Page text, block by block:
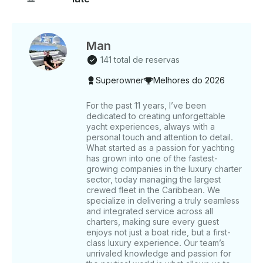
Nota: Para mais de 15 hóspedes, devemos cobrar
USD $100 por pessoa. As taxas de doca podem ser
aplicadas com preços entre USD $10 e $15 por
pessoa, e serão cobradas antes do embarque.
Cabines: 3 • WC: 2 Inclui: • Capitão • Combustível
O QUE ESPERAR: A rota será Cancún - Isla Mujeres
atravessaremos seus manguezais e depois
cruzaremos a Baía de Cancún e a área do hotel. Se
você quiser mergulhar com snorkel, podemos visitar
os dois recifes mais famosos chamados El Meco ou
Barco Hundido (eles estão localizados entre Cancún
e Isla Mujeres). Continuaremos nossa excursão à
Isla Mujeres, visitaremos a lagoa da ilha e faremos
uma parada em sua praia mais famosa, chamada
Playa Norte. Neste local, você pode encontrar um
Man
141 total de reservas
Superowner Melhores do 2026
For the past 11 years, I’ve been
dedicated to creating unforgettable
yacht experiences, always with a
personal touch and attention to detail.
What started as a passion for yachting
has grown into one of the fastest-
growing companies in the luxury charter
sector, today managing the largest
crewed fleet in the Caribbean. We
specialize in delivering a truly seamless
and integrated service across all
charters, making sure every guest
enjoys not just a boat ride, but a first-
class luxury experience. Our team’s
unrivaled knowledge and passion for